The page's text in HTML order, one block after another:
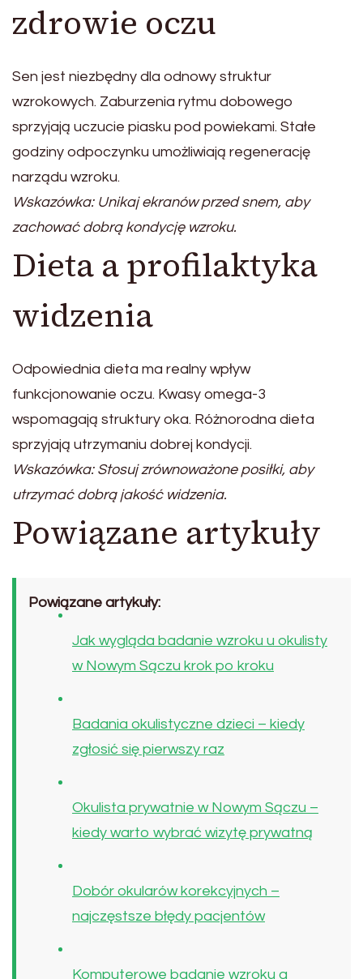
zdrowie oczu
Sen jest niezbędny dla odnowy struktur
wzrokowych. Zaburzenia rytmu dobowego
sprzyjają uczucie piasku pod powiekami. Stałe
godziny odpoczynku umożliwiają regenerację
narządu wzroku.
Wskazówka: Unikaj ekranów przed snem, aby
zachować dobrą kondycję wzroku.
Dieta a profilaktyka
widzenia
Odpowiednia dieta ma realny wpływ
funkcjonowanie oczu. Kwasy omega-3
wspomagają struktury oka. Różnorodna dieta
sprzyjają utrzymaniu dobrej kondycji.
Wskazówka: Stosuj zrównoważone posiłki, aby
utrzymać dobrą jakość widzenia.
Powiązane artykuły
Powiązane artykuły:
Jak wygląda badanie wzroku u okulisty
w Nowym Sączu krok po kroku
Badania okulistyczne dzieci – kiedy
zgłosić się pierwszy raz
Okulista prywatnie w Nowym Sączu –
kiedy warto wybrać wizytę prywatną
Dobór okularów korekcyjnych –
najczęstsze błędy pacjentów
Komputerowe badanie wzroku a